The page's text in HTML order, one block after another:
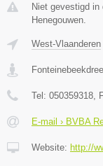
Niet gevestigd
Henegouwen.
West-Vlaanderen
Tel: 050359318 ,
E-mail › BVBA
Website: http://